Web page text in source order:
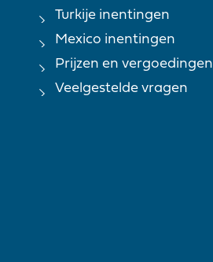
Turkije inentingen
Mexico inentingen
Prijzen en vergoedingen
Veelgestelde vragen